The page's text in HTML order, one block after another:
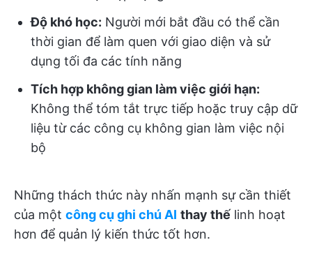
Độ khó học: Người mới bắt đầu có thể cần
thời gian để làm quen với giao diện và sử
dụng tối đa các tính năng
Tích hợp không gian làm việc giới hạn:
Không thể tóm tắt trực tiếp hoặc truy cập dữ
liệu từ các công cụ không gian làm việc nội
bộ
Những thách thức này nhấn mạnh sự cần thiết
của một công cụ ghi chú AI thay thế linh hoạt
hơn để quản lý kiến thức tốt hơn.